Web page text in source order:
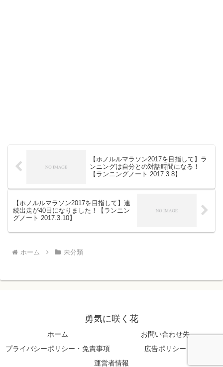
【ホノルルマラソン2017を目指して】ラ
ンニングは自分との対話時間になる！
【ランニングノート 2017.3.8】
【ホノルルマラソン2017を目指して】連
続出走が40日になりました！【ランニン
グノート 2017.3.10】
ホーム 未分類
勇気に咲く花
ホーム
お問い合わせ先
プライバシーポリシー・免責事項
広告ポリシー
運営者情報